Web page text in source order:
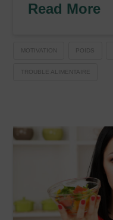
Read More
MOTIVATION POIDS
TROUBLE ALIMENTAIRE